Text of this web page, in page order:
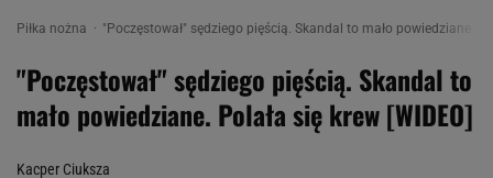
Piłka nożna "Poczęstował" sędziego pięścią. Skandal to mało powiedziane.
"Poczęstował" sędziego pięścią. Skandal to
mało powiedziane. Polała się krew [WIDEO]
Kacper Ciuksza